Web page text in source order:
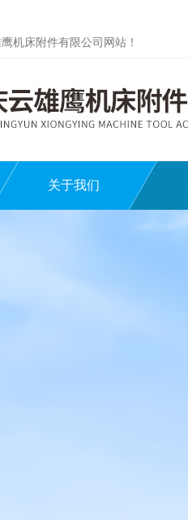
机床附件有限公司网站！
关于我们